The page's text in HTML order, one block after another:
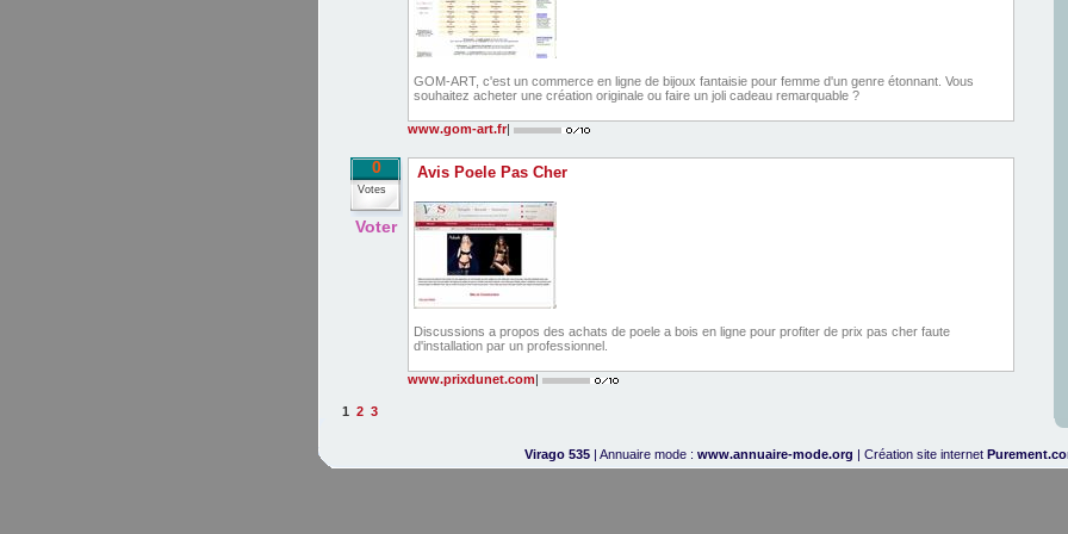
GOM-ART, c'est un commerce en ligne de bijoux fantaisie pour femme d'un genre étonnant. Vous
souhaitez acheter une création originale ou faire un joli cadeau remarquable ?
www.gom-art.fr|
0
Votes
Voter
Avis Poele Pas Cher
Discussions a propos des achats de poele a bois en ligne pour profiter de prix pas cher faute
d'installation par un professionnel.
www.prixdunet.com
1 2 3
Virago 535| Annuaire mode : www.annuaire-mode.org | Création site internet